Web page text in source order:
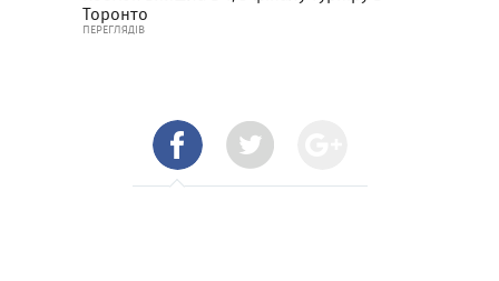
Торонто
ПЕРЕГЛЯДІВ